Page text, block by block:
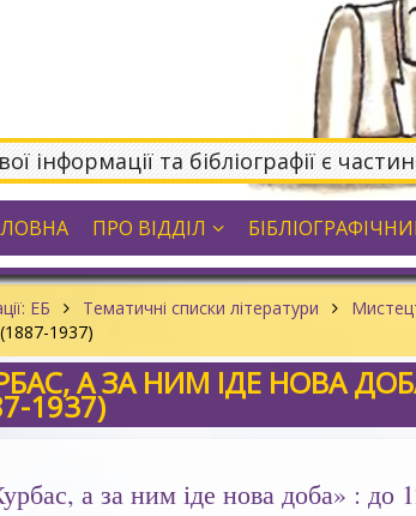
інформації та бібліографії є
ПРО ВІДДІЛ
ЕБ Тематичні списки літератури
1937)
А ЗА НИМ ІДЕ НОВА
1937)
а за ним іде нова доба» :